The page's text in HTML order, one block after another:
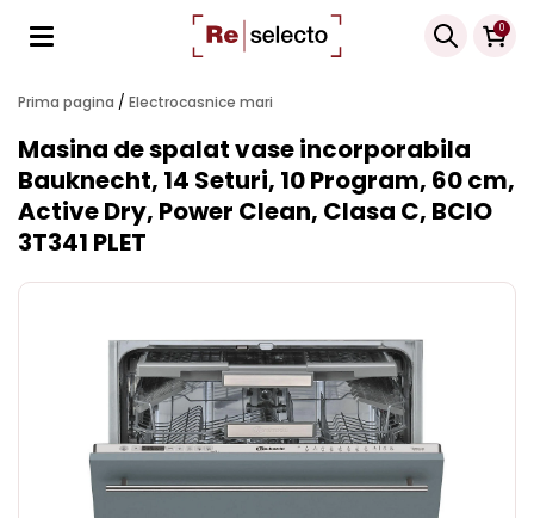
0
Products
search
Prima pagina / Electrocasnice mari
Masina de spalat vase incorporabila
Bauknecht, 14 Seturi, 10 Program, 60 cm,
Active Dry, Power Clean, Clasa C, BCIO
3T341 PLET